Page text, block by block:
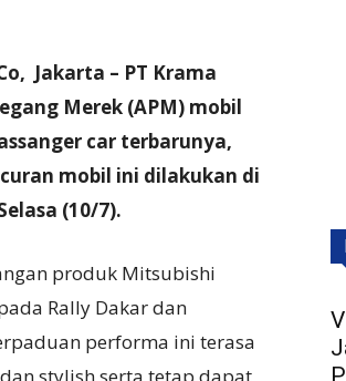
Jakarta – PT Krama
Merek (APM) mobil
car terbarunya,
mobil ini dilakukan di
(10/7).
produk Mitsubishi
Rally Dakar dan
performa ini terasa